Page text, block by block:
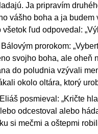
Ja pripravím
vášho boha a ja
všetok ľud odpovedal:
prorokom:
svojho boha, ale oheň
do poludnia vzývali
okolo oltára, ktorý
posmieval: „Kričte
odcestoval alebo
si mečmi a oštepmi